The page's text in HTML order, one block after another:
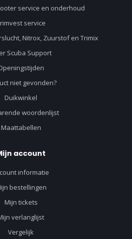
service en onderhoud
service
Nitrox, Zuurstof en Trimix
Scuba Support
niet gevonden?
Duikwinkel
woordenlijst
Maattabellen
account
informatie
bestellingen
Mijn tickets
verlanglijst
Vergelijk